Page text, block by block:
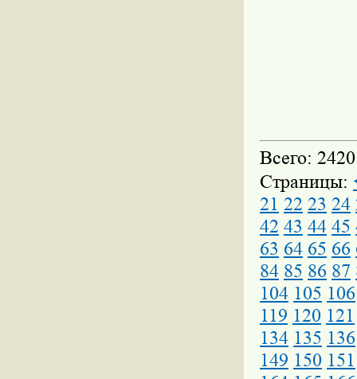
Всего: 2420
Страницы:
21 22 23 24
42 43 44 45
63 64 65 66
84 85 86 87
104 105 106
119 120 121
134 135 136
149 150 151